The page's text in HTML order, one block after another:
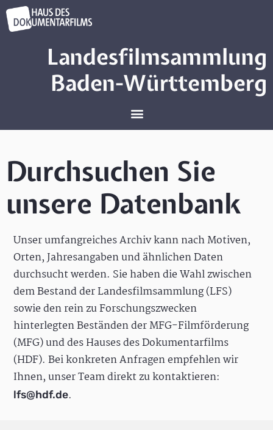
Landesfilmsammlung
Baden-Württemberg
Durchsuchen Sie
unsere Datenbank
Unser umfangreiches Archiv kann nach Motiven,
Orten, Jahresangaben und ähnlichen Daten
durchsucht werden. Sie haben die Wahl zwischen
dem Bestand der Landesfilmsammlung (LFS)
sowie den rein zu Forschungszwecken
hinterlegten Beständen der MFG-Filmförderung
(MFG) und des Hauses des Dokumentarfilms
(HDF). Bei konkreten Anfragen empfehlen wir
Ihnen, unser Team direkt zu kontaktieren:
lfs@hdf.de.